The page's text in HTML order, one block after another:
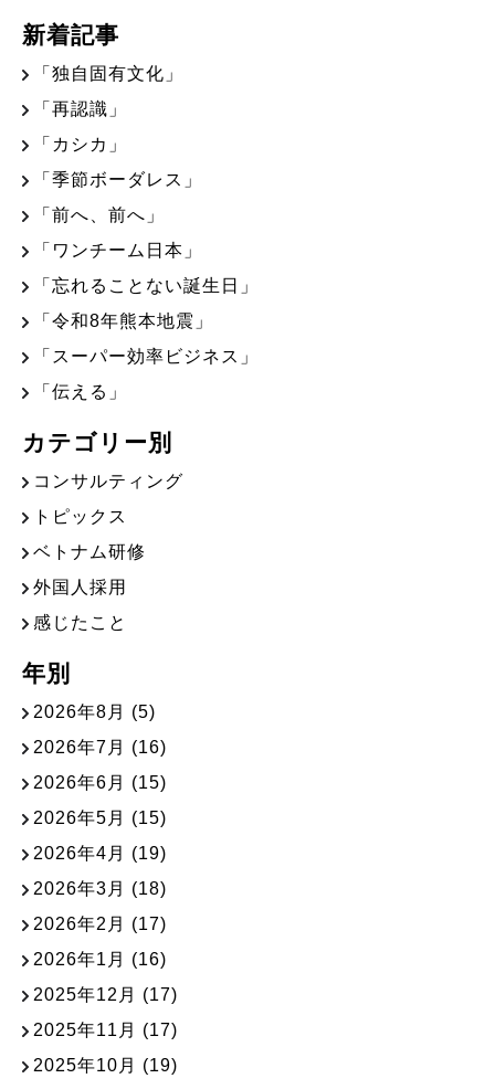
新着記事
「独自固有文化」
「再認識」
「カシカ」
「季節ボーダレス」
「前へ、前へ」
「ワンチーム日本」
「忘れることない誕生日」
「令和8年熊本地震」
「スーパー効率ビジネス」
「伝える」
カテゴリー別
コンサルティング
トピックス
ベトナム研修
外国人採用
感じたこと
年別
2026年8月 (5)
2026年7月 (16)
2026年6月 (15)
2026年5月 (15)
2026年4月 (19)
2026年3月 (18)
2026年2月 (17)
2026年1月 (16)
2025年12月 (17)
2025年11月 (17)
2025年10月 (19)